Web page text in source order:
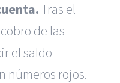
Tras el
de las
el saldo
números rojos.